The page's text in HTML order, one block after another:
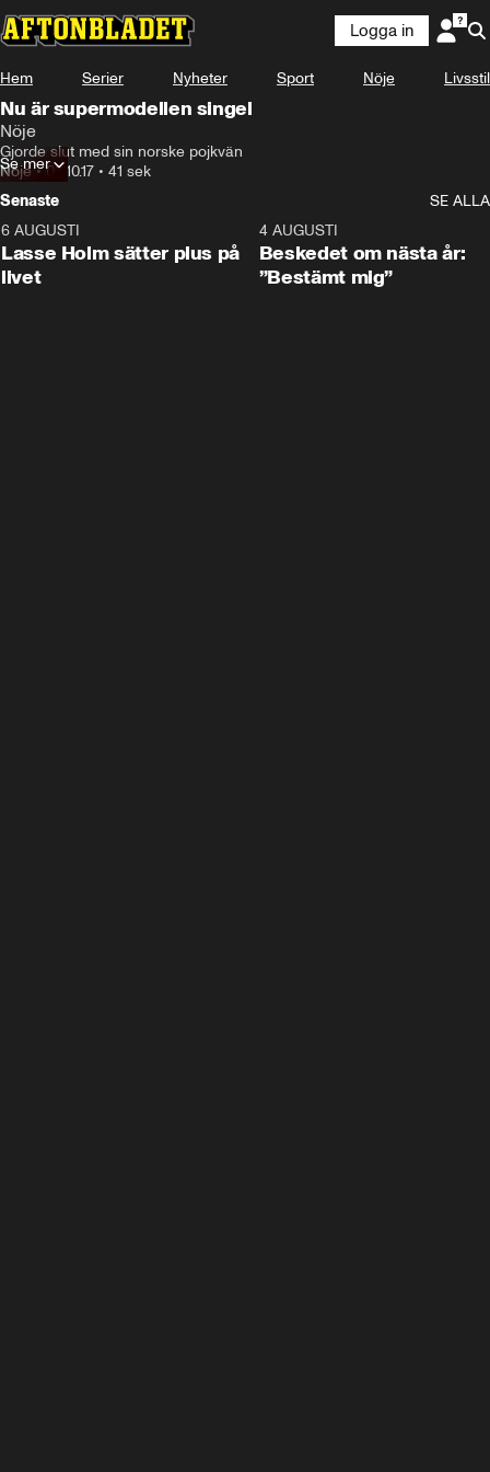
Logga in
Hem Serier Nyheter Sport Nöje Livsstil
Nu är supermodellen singel
Nöje
Gjorde slut med sin norske pojkvän
Nöje•03.10.17 • 41 sek
Se mer
Senaste
SE ALLA
6 AUGUSTI
Lasse Holm sätter plus på
livet
4 AUGUSTI
Beskedet om nästa år:
”Bestämt mig”